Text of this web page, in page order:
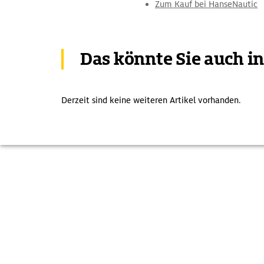
Zum Kauf bei HanseNautic
Das könnte Sie auch
Derzeit sind keine weiteren Artikel vorhanden.